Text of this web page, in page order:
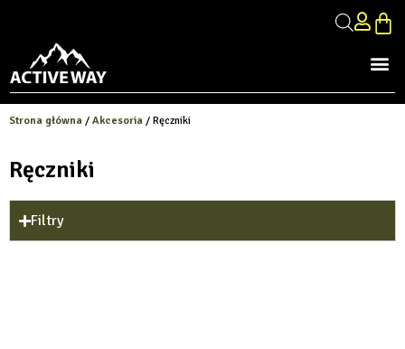
Strona główna / Akcesoria / Ręczniki
Ręczniki
Filtry